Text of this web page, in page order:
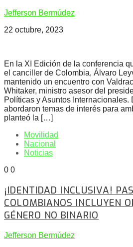
Jefferson Bermúdez
22 octubre, 2023
En la XI Edición de la conferencia
el canciller de Colombia, Álvaro
mantenido un encuentro con
Whitaker, ministro asesor del
Políticas y Asuntos Internacionales.
abordaron temas de interés para
planteó la […]
Movilidad
Nacional
Noticias
0 0
¡IDENTIDAD INCLUSIVA!
COLOMBIANOS INCLUYEN
GÉNERO NO BINARIO
Jefferson Bermúdez